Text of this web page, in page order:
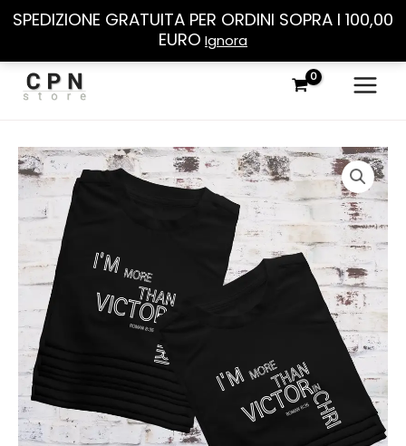
SPEDIZIONE GRATUITA PER ORDINI SOPRA I 100,00
EURO Ignora
Vai
contenuto